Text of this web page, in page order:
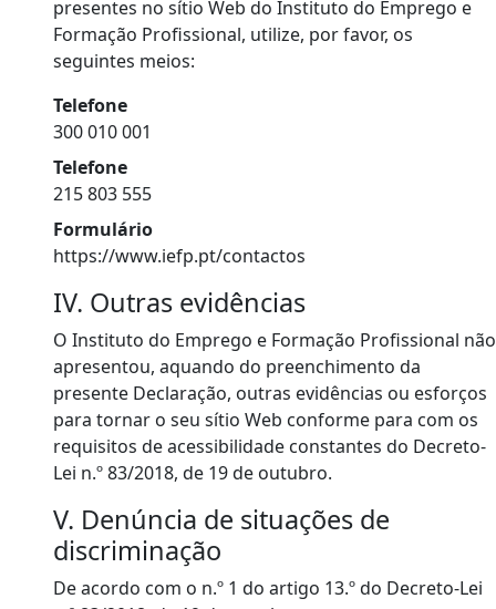
presentes no sítio Web do Instituto do Emprego e
Formação Profissional, utilize, por favor, os
seguintes meios:
Telefone
300 010 001
Telefone
215 803 555
Formulário
https://www.iefp.pt/contactos
IV. Outras evidências
O Instituto do Emprego e Formação Profissional não
apresentou, aquando do preenchimento da
presente Declaração, outras evidências ou esforços
para tornar o seu sítio Web conforme para com os
requisitos de acessibilidade constantes do Decreto-
Lei n.º 83/2018, de 19 de outubro.
V. Denúncia de situações de
discriminação
De acordo com o n.º 1 do artigo 13.º do Decreto-Lei